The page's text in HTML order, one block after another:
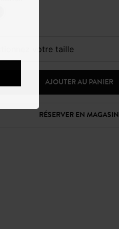
votre taille
AJOUTER AU PANIER
RÉSERVER EN MAGASIN